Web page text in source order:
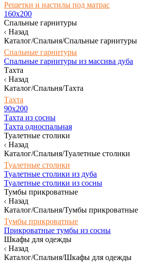
Решетки и настилы под матрас
160х200
Спальные гарнитуры
Назад
Каталог/Спальня/Спальные гарнитуры
Спальные гарнитуры
Спальные гарнитуры из массива дуба
Тахта
Назад
Каталог/Спальня/Тахта
Тахта
90х200
Тахта из сосны
Тахта односпальная
Туалетные столики
Назад
Каталог/Спальня/Туалетные столики
Туалетные столики
Туалетные столики из дуба
Туалетные столики из сосны
Тумбы прикроватные
Назад
Каталог/Спальня/Тумбы прикроватные
Тумбы прикроватные
Прикроватные тумбы из сосны
Шкафы для одежды
Назад
Каталог/Спальня/Шкафы для одежды